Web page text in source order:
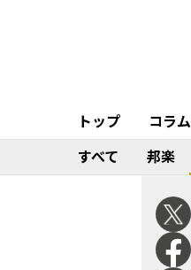
トップ コラム
すべて
邦楽